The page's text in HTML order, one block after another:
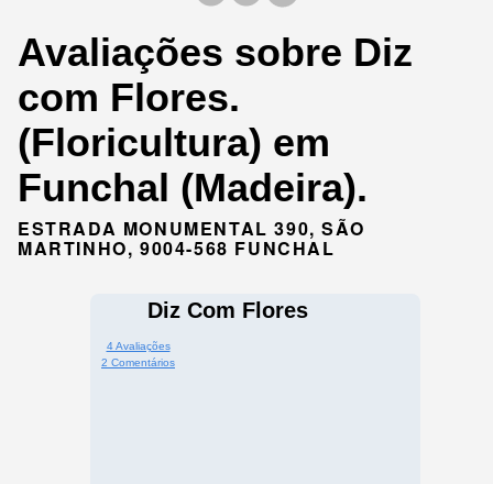
Avaliações sobre Diz
com Flores.
(Floricultura) em
Funchal (Madeira).
ESTRADA MONUMENTAL 390, SÃO
MARTINHO, 9004-568 FUNCHAL
Diz Com Flores
4 Avaliações
2 Comentários